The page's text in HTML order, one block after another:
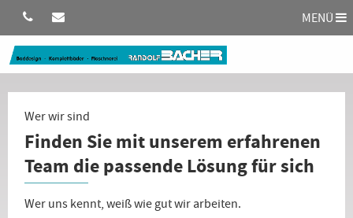
MENÜ
Wer wir sind
Finden Sie mit unserem erfahrenen
Team die passende Lösung für sich
Wer uns kennt, weiß wie gut wir arbeiten.